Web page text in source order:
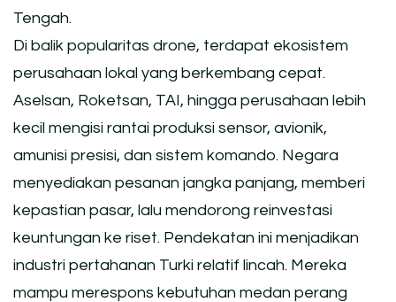
Tengah.
Di balik popularitas drone, terdapat ekosistem
perusahaan lokal yang berkembang cepat.
Aselsan, Roketsan, TAI, hingga perusahaan lebih
kecil mengisi rantai produksi sensor, avionik,
amunisi presisi, dan sistem komando. Negara
menyediakan pesanan jangka panjang, memberi
kepastian pasar, lalu mendorong reinvestasi
keuntungan ke riset. Pendekatan ini menjadikan
industri pertahanan Turki relatif lincah. Mereka
mampu merespons kebutuhan medan perang